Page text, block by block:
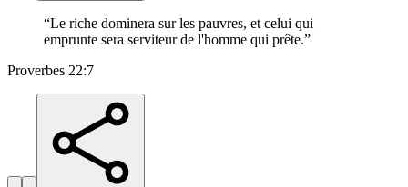
“Le riche dominera sur les pauvres, et celui qui
emprunte sera serviteur de l'homme qui prête.”
Proverbes 22:7